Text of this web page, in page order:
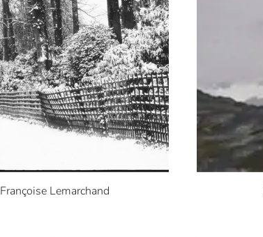
Françoise Lemarchand